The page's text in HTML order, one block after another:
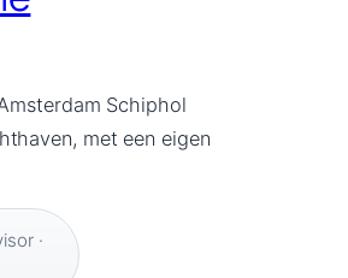
Schiphol
met een eigen
·